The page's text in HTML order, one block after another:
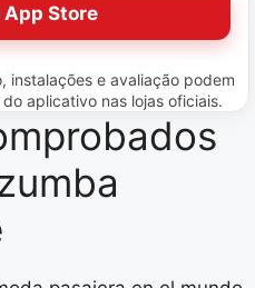
App Store
instalações e avaliação podem
aplicativo nas lojas oficiais.